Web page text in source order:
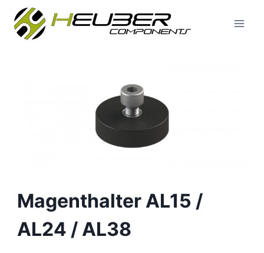
Inhalt
springen
Magenthalter AL15 /
AL24 / AL38